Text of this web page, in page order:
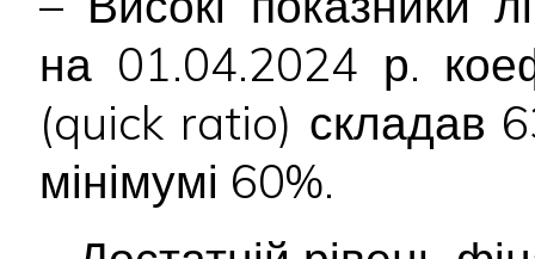
на 01.04.2024 р.
(quick ratio) складав
мінімумі 60%.